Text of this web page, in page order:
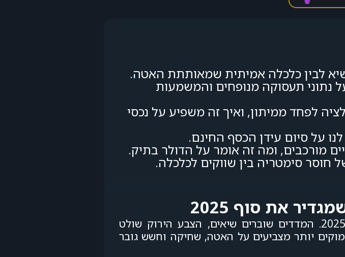
לבין כלכלה אמיתית שמאותתת האטה.
נתוני תעסוקה מנופחים והמשמעות
לפחד ממיתון, ואיך זה משפיע על נכסי
על סיום עידן הכסף החינם.
מורכבים, ומה זה אומר על הדולר בתיק.
חוסר סימטריה בין שווקים לכלכלה.
את סוף 2025
מדובר באחת התופעות המרכזיות שמלוות את המשקיעים בסוף שנת 2025. המדדים שוברים שיאים, הצבע הירוק שולט
יותר מצביעים על האטה, שחיקה וחשש גובר